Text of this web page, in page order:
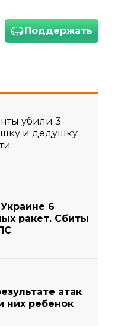
Поддержать
убили 3-
и дедушку
6
ракет. Сбиты
атак
них ребенок